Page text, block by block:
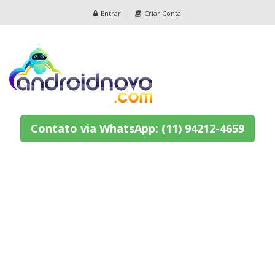
Entrar Criar Conta
Contato via WhatsApp: (11) 94212-4659